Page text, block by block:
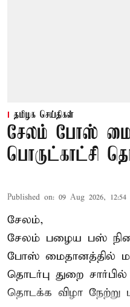
தமிழக செய்திகள்
சேலம் போஸ்
பொருட்காட்சி
Published on: 09 Aug 2026, 12:54
சேலம்,
சேலம் பழைய பஸ்
போஸ் மைதானத்தில்
தொடர்பு துறை
தொடக்க விழா நேற்று